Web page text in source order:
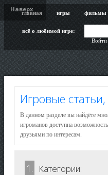
главная игры фильмы
всё о любимой игре:
Войти
Игровые
В данном разделе вы найдёте
игроманов доступна
друзьями по интересам.
1. Категории:
Наверх